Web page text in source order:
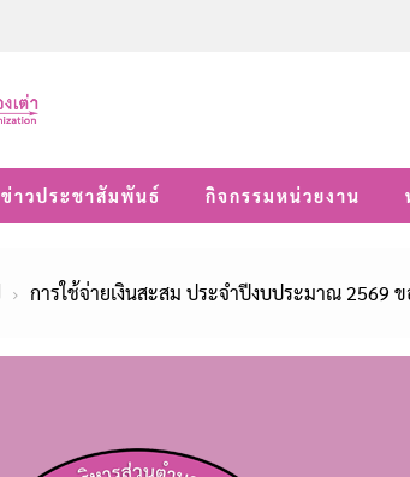
ข่าวประชาสัมพันธ์ กิจกรรมหน่วยงาน
การใช้จ่ายเงินสะสม ประจำปีงบประมาณ 2569